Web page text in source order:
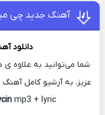
آهنگ جدید چی
دانلود
شما می‌توانید به علاوه
عزیز، به آرشیو کامل
mp3 + lyric